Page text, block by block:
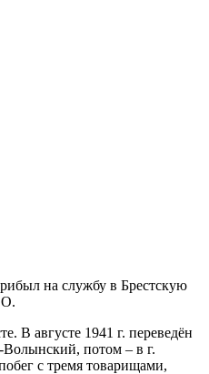
на службу в Брестскую
В августе 1941 г. переведён
Волынский, потом – в г.
с тремя товарищами,